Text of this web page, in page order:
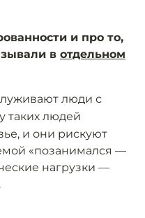
и про то,
в отдельном
люди с
таких людей
и они рискуют
«позанимался —
нагрузки —